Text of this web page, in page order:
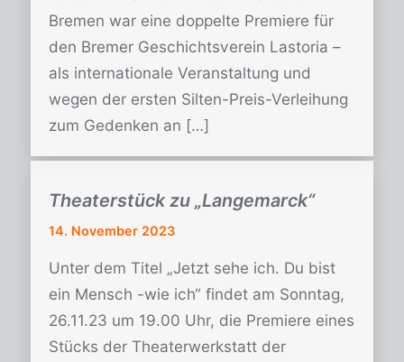
Bremen war eine doppelte Premiere für
den Bremer Geschichtsverein Lastoria –
als internationale Veranstaltung und
wegen der ersten Silten-Preis-Verleihung
zum Gedenken an […]
Theaterstück zu „Langemarck“
14. November 2023
Unter dem Titel „Jetzt sehe ich. Du bist
ein Mensch -wie ich“ findet am Sonntag,
26.11.23 um 19.00 Uhr, die Premiere eines
Stücks der Theaterwerkstatt der